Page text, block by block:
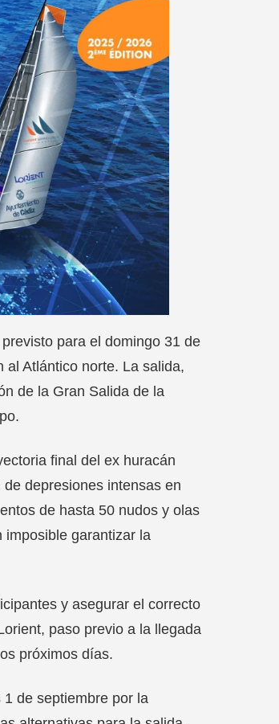
para el domingo 31 de
al Atlántico norte. La salida,
de la Gran Salida de la
final del ex huracán
depresiones intensas en
de hasta 50 nudos y olas
imposible garantizar la
y asegurar el correcto
paso previo a la llegada
próximos días.
de septiembre por la